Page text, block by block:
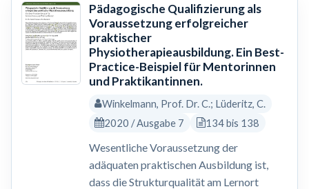
Pädagogische Qualifizierung als
Voraussetzung erfolgreicher
praktischer
Physiotherapieausbildung. Ein Best-
Practice-Beispiel für Mentorinnen
und Praktikantinnen.
Winkelmann, Prof. Dr. C.; Lüderitz, C.
2020 / Ausgabe 7
134 bis 138
Wesentliche Voraussetzung der
adäquaten praktischen Ausbildung ist,
dass die Strukturqualität am Lernort